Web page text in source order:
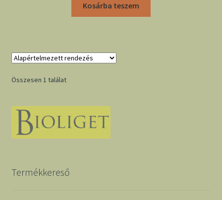
Kosárba teszem
Összesen 1 találat
Termékkereső